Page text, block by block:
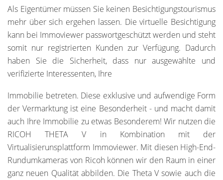
Als Eigentümer müssen Sie keinen Besichtigungstourismus
mehr über sich ergehen lassen. Die virtuelle Besichtigung
kann bei Immoviewer passwortgeschützt werden und steht
somit nur registrierten Kunden zur Verfügung. Dadurch
haben Sie die Sicherheit, dass nur ausgewählte und
verifizierte Interessenten, Ihre
Immobilie betreten. Diese exklusive und aufwendige Form
der Vermarktung ist eine Besonderheit - und macht damit
auch Ihre Immobilie zu etwas Besonderem! Wir nutzen die
RICOH THETA V in Kombination mit der
Virtualisierunsplattform Immoviewer. Mit diesen High-End-
Rundumkameras von Ricoh können wir den Raum in einer
ganz neuen Qualität abbilden. Die Theta V sowie auch die